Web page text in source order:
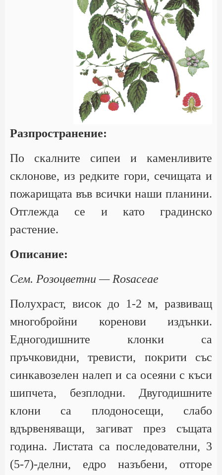
Разпространение:
По скалните сипеи и каменливите
склонове, из редките гори, сечищата и
пожарищата във всички наши планини.
Отглежда се и като градинско
растение.
Описание:
Сем. Розоцветни — Rosaceae
Полухраст, висок до 1-2 м, развиващ
многобройни коренови издънки.
Едногодишните клонки са
пръчковидни, тревисти, покрити със
синкавозелен налеп и са осеяни с къси
шипчета, безплодни. Двугодишните
клони са плодоносещи, слабо
вдървеняващи, загиват през същата
година. Листата са последователни, 3
(5-7)-делни, едро назъбени, отгоре